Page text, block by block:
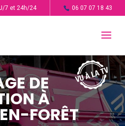
7 et 24h/24 06 07 07 18 43
DE
À
FORÊT